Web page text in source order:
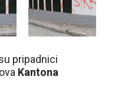
pripadnici
Kantona